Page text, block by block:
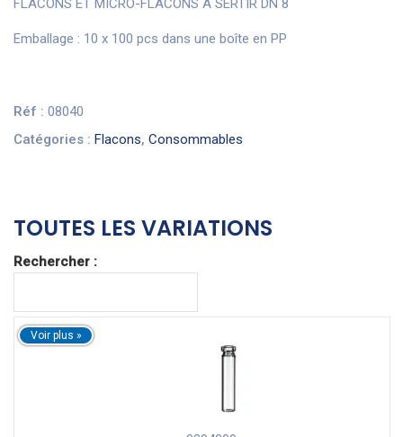
FLACONS ET MICRO-FLACONS À SERTIR DN 8
Emballage : 10 x 100 pcs dans une boîte en PP
Réf : 08040
Catégories : Flacons, Consommables
TOUTES LES VARIATIONS
Rechercher :